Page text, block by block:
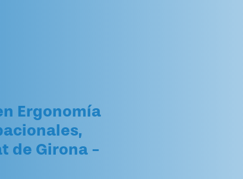
Ergonomía
de Girona -